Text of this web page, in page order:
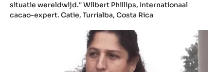
situatie wereldwijd." Wilbert Phillips, Internationaal
cacao-expert. Catie, Turrialba, Costa Rica